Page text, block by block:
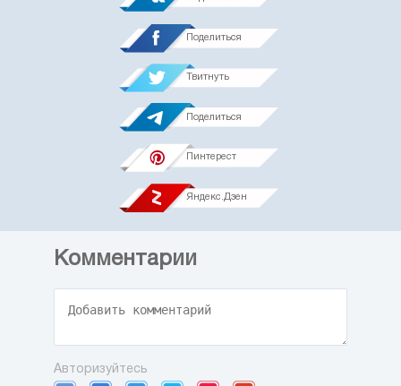
Поделиться
Твитнуть
Поделиться
Пинтерест
Яндекс.Дзен
Комментарии
Авторизуйтесь